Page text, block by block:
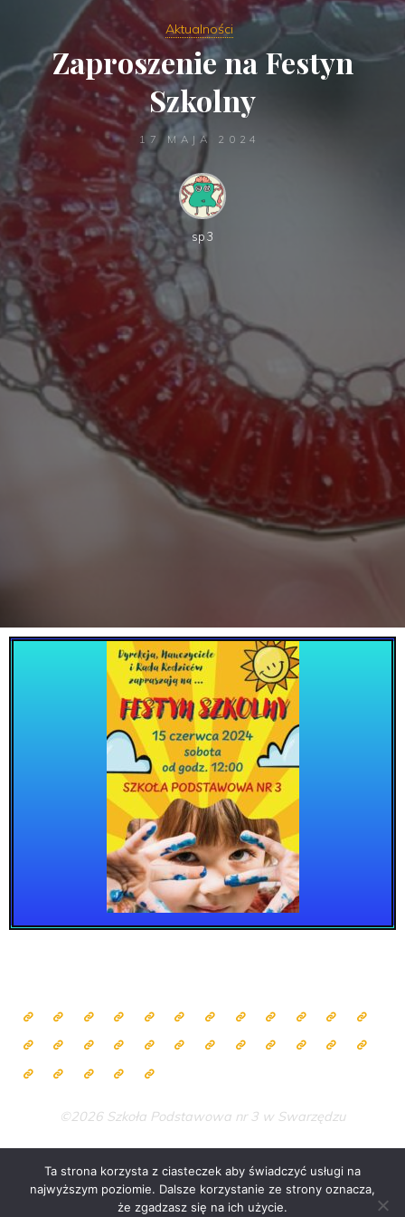
Aktualności
Zaproszenie na Festyn
Szkolny
17 MAJA 2024
sp3
©2026 Szkoła Podstawowa nr 3 w Swarzędzu
Zasilane przezBravada& WordPress .
Ta strona korzysta z ciasteczek aby świadczyć usługi na
najwyższym poziomie. Dalsze korzystanie ze strony oznacza,
że zgadzasz się na ich użycie.